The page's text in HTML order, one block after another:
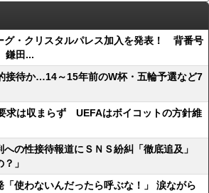
グ・クリスタルパレス加入を発表！ 背番号
鎌田...
接待か…14～15年前のW杯・五輪予選など7
求は収まらず UEFAはボイコットの方針維
の性接待報道にＳＮＳ紛糾「徹底追及」
」
使わないんだったら呼ぶな！」 涙ながら